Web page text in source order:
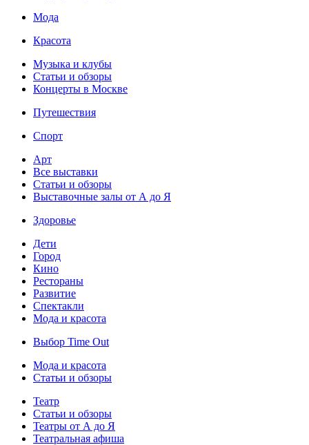
Мода
Красота
Музыка и клубы
Статьи и обзоры
Концерты в Москве
Путешествия
Спорт
Арт
Все выставки
Статьи и обзоры
Выставочные залы от А до Я
Здоровье
Дети
Город
Кино
Рестораны
Развитие
Спектакли
Мода и красота
Выбор Time Out
Мода и красота
Статьи и обзоры
Театр
Статьи и обзоры
Театры от А до Я
Театральная афиша